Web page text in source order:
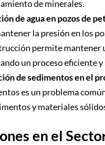
de minerales.
de agua en pozos de
la presión en los
permite mantener
un proceso eficiente y
de sedimentos en el
es un problema
y materiales
en el